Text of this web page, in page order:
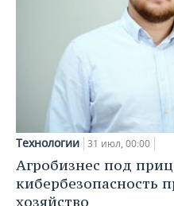
Технологии 31 июл, 00:00
Агробизнес под
кибербезопасность
хозяйство